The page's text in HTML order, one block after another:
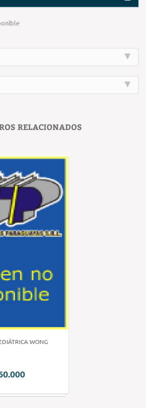
RELACIONADOS
WONG